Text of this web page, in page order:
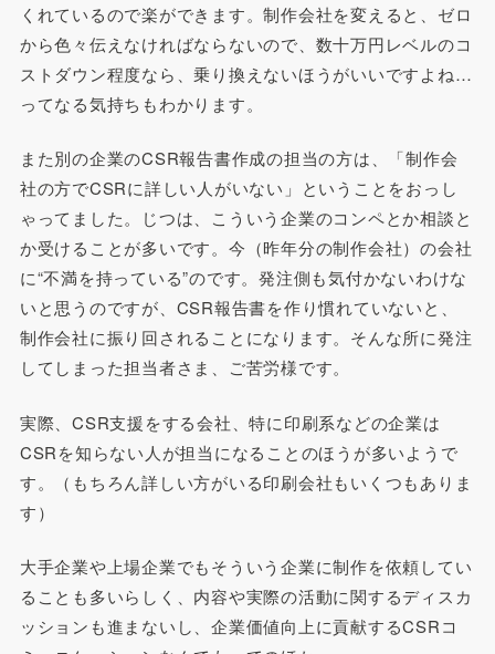
くれているので楽ができます。制作会社を変えると、ゼロ
から色々伝えなければならないので、数十万円レベルのコ
ストダウン程度なら、乗り換えないほうがいいですよね…
ってなる気持ちもわかります。
また別の企業のCSR報告書作成の担当の方は、「制作会
社の方でCSRに詳しい人がいない」ということをおっし
ゃってました。じつは、こういう企業のコンペとか相談と
か受けることが多いです。今（昨年分の制作会社）の会社
に“不満を持っている”のです。発注側も気付かないわけな
いと思うのですが、CSR報告書を作り慣れていないと、
制作会社に振り回されることになります。そんな所に発注
してしまった担当者さま、ご苦労様です。
実際、CSR支援をする会社、特に印刷系などの企業は
CSRを知らない人が担当になることのほうが多いようで
す。（もちろん詳しい方がいる印刷会社もいくつもありま
す）
大手企業や上場企業でもそういう企業に制作を依頼してい
ることも多いらしく、内容や実際の活動に関するディスカ
ッションも進まないし、企業価値向上に貢献するCSRコ